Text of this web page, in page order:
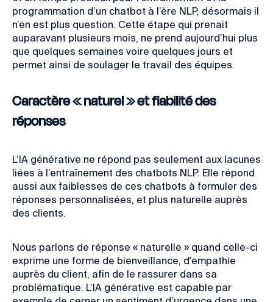
programmation d’un chatbot à l’ère NLP, désormais il
n’en est plus question. Cette étape qui prenait
auparavant plusieurs mois, ne prend aujourd’hui plus
que quelques semaines voire quelques jours et
permet ainsi de soulager le travail des équipes.
Caractère « naturel » et fiabilité des
réponses
L’IA générative ne répond pas seulement aux lacunes
liées à l’entraînement des chatbots NLP. Elle répond
aussi aux faiblesses de ces chatbots à formuler des
réponses personnalisées, et plus naturelle auprès
des clients.
Nous parlons de réponse « naturelle » quand celle-ci
exprime une forme de bienveillance, d'empathie
auprès du client, afin de le rassurer dans sa
problématique. L’IA générative est capable par